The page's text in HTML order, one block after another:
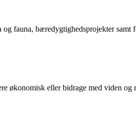
fauna, bæredygtighedsprojekter
økonomisk eller bidrage med viden og